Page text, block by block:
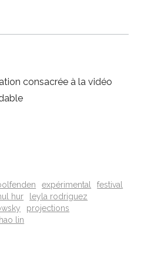
consacrée à la vidéo
expérimental
festival
hur
leyla rodriguez
projections
lin